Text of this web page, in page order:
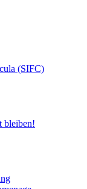
(SIFC)
bleiben!